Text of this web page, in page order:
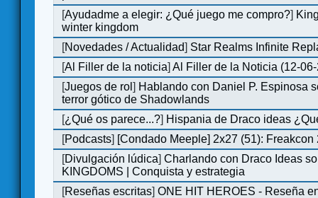
[Ayudadme a elegir: ¿Qué juego me compro?]
winter kingdom
[Novedades / Actualidad] Star Realms Infinite
[Al Filler de la noticia]Al Filler de la Noticia (12-
[Juegos de rol] Hablando con Daniel P. Espinosa
terror gótico de Shadowlands
[¿Qué os parece...?] Hispania de Draco ideas
[Podcasts] [Condado Meeple] 2x27 (51): Freakcon
[Divulgación lúdica]Charlando con Draco Ideas
KINGDOMS | Conquista y estrategia
[Reseñas escritas]ONE HIT HEROES - Reseña